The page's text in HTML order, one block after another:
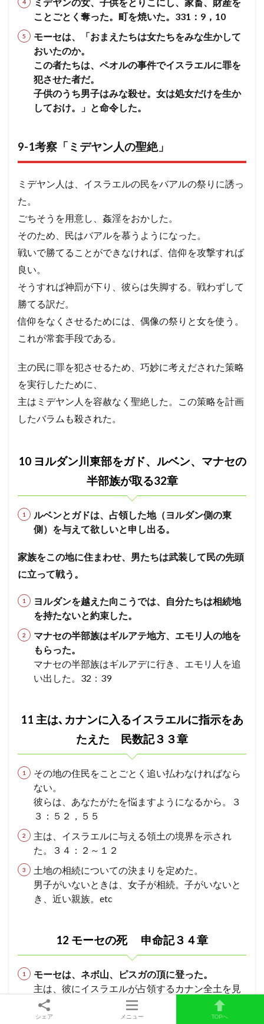
ことごとく奪った。町を焼いた。331：9，10
モーセは、「おまえたちは女たちをみな生かして
おいたのか。
この者たちは、ペオルの事件でイスラエルに罪を
犯させた者だ。
子供のうち男子はみな殺せ。女は処女だけを生か
しておけ。」と命令した。
9-1考察「ミデヤン人の聖絶」
ミデヤン人は、イスラエルの民をバアルの祭りに誘っ
た。
ごちそうを用意し、姦淫をおかした。
そのため、民はバアルを慕うようになった。
戦いで勝てることができなければ、信仰を攻撃すれば
良い。
そうすれば神罰が下り、彼らは失脚する。戦わずして
勝てる訳だ。
信仰をなくさせるためには、偶像の祭りと女を使う。
これが常套手段である。
主の民に罪を犯させるため、巧妙に考えだされた策略
を実行したために、
主はミデヤン人を容赦なく聖絶した。この策略を計画
したバラムも殺された。
10 ヨルダン川東部をガド、ルベン、マナセの
半部族が取る32章
ルベンとガドは、占領した地（ヨルダン側の東
側）を与えて欲しいと申し出る。
家族をこの地に住まわせ、男たちは武装して民の先頭
に立って戦う。
ヨルダンを越えた向こうでは、自分たちは相続地
を持たないと約束した。
マナセの半部族はギルアテ地方、エモリ人の地を
もらった。
マナセの半部族はギルアデに行き、エモリ人を追
い出した。32：39
11 主は､カナンに入るイスラエルに指示をあ
たえた 民数記３３章
その地の住民をことごとく追い払わなければなら
ない。
彼らは、あなたがたを悩ますようになるから。３
３：５２，５５
主は、イスラエルに与える領土の境界を示され
た。３４：２～１２
土地の相続についての決まりを定めた。
男子がいないときは、女子が相続。子がいないと
き、近い親族。etc
12 モーセの死申命記３４章
モーセは、ネボ山、ピスガの頂に登った。
主は、彼にイスラエルが占領するカナン全土を見
せた。モーセは、そこで死んだ。
モーセの死後、ヌンの子ヨシュアが民を率いた。
シェア メニュー TOPへ